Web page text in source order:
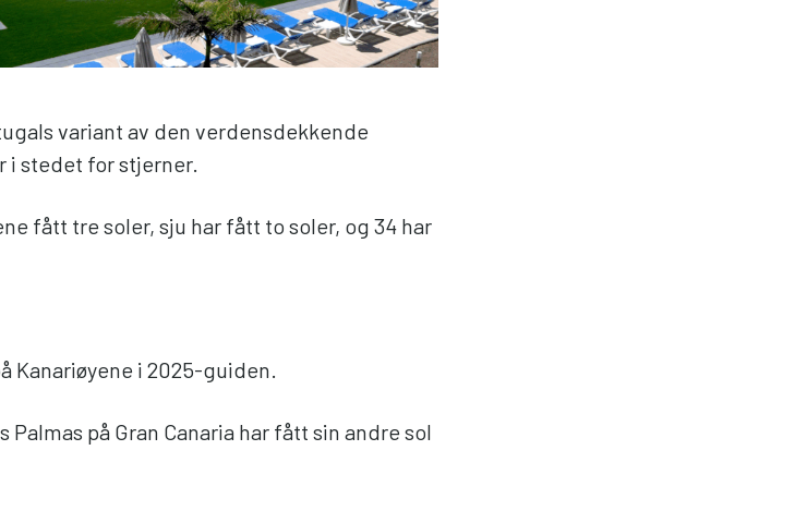
variant av den verdensdekkende
i stedet for stjerner.
fått tre soler, sju har fått to soler, og 34 har
Kanariøyene i 2025-guiden.
Palmas på Gran Canaria har fått sin andre sol